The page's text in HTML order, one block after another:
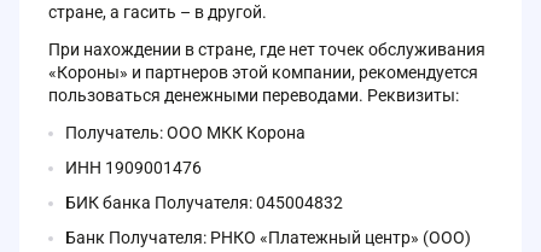
стране, а гасить – в другой.
При нахождении в стране, где нет точек обслуживания
«Короны» и партнеров этой компании, рекомендуется
пользоваться денежными переводами. Реквизиты:
Получатель: ООО МКК Корона
ИНН 1909001476
БИК банка Получателя: 045004832
Банк Получателя: РНКО «Платежный центр» (ООО)